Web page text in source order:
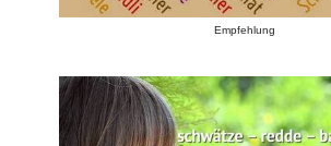
Empfehlung